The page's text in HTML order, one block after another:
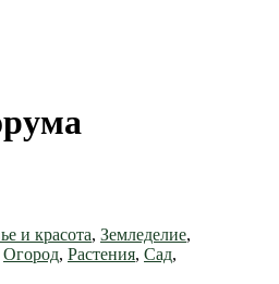
и красота, Земледелие,
Огород, Растения, Сад,